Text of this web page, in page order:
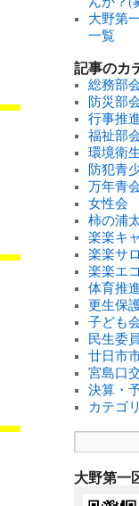
大野第
一覧
記事のカ
総務部
防災部
行事推
福祉部
環境衛
防犯青
万年青
女性会
柿の浦
楽楽キ
楽楽サ
楽楽エ
体育推
更生保
子ども
民生委
廿日市
宮島口
決算・
カテゴ
大野第一